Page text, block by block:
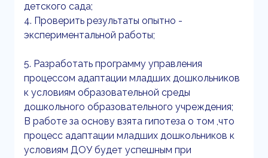
детского сада;
4. Проверить результаты опытно -
экспериментальной работы;
5. Разработать программу управления
процессом адаптации младших дошкольников
к условиям образовательной среды
дошкольного образовательного учреждения;
В работе за основу взята гипотеза о том ,что
процесс адаптации младших дошкольников к
условиям ДОУ будет успешным при